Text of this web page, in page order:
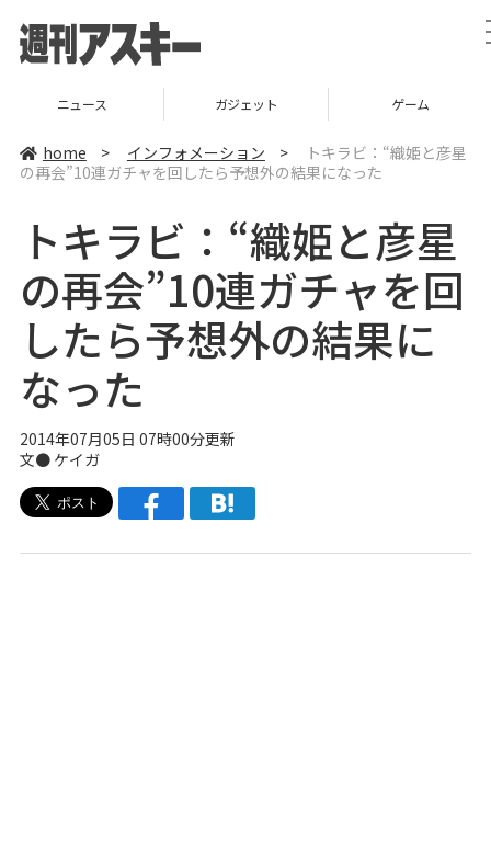
ニュース ガジェット ゲーム
home > インフォメーション >
トキラビ：“織姫と彦星
の再会”10連ガチャを回したら予想外の結果になった
トキラビ：“織姫と彦星
の再会”10連ガチャを回
したら予想外の結果に
なった
2014年07月05日 07時00分更新
文● ケイガ